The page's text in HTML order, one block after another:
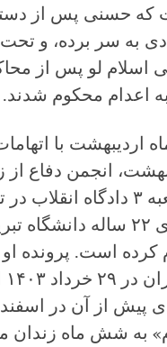
به سر برده، و تحت
اسلام لو پس از
اعدام محکوم شدند.
اردیبهشت با
در روز ۲۰ اردیبهشت،
داد که شعبه ۳ دادگاه
احسان فریدی، دانشجوی ۲۲
کرده است. پرونده
به شش ماه